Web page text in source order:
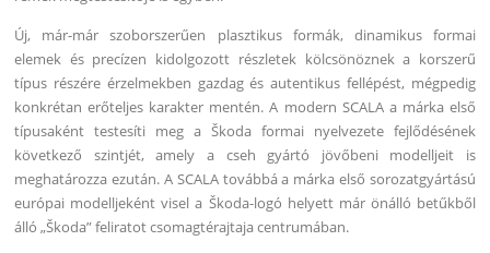
Új, már-már szoborszerűen plasztikus formák, dinamikus formai
elemek és precízen kidolgozott részletek kölcsönöznek a korszerű
típus részére érzelmekben gazdag és autentikus fellépést, mégpedig
konkrétan erőteljes karakter mentén. A modern SCALA a márka első
típusaként testesíti meg a Škoda formai nyelvezete fejlődésének
következő szintjét, amely a cseh gyártó jövőbeni modelljeit is
meghatározza ezután. A SCALA továbbá a márka első sorozatgyártású
európai modelljeként visel a Škoda-logó helyett már önálló betűkből
álló „Škoda” feliratot csomagtérajtaja centrumában.